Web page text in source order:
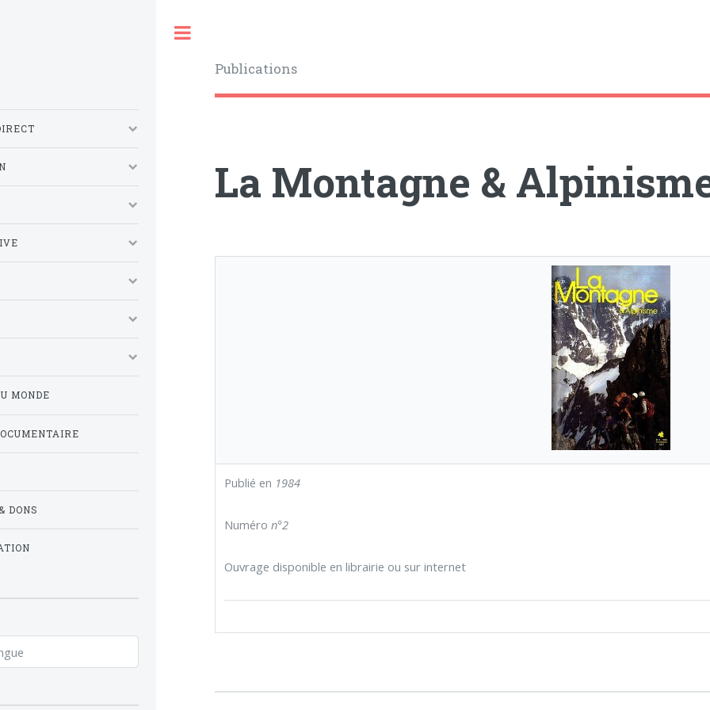
Publications
La Montagne &
Publié en 1984
Numéro n°2
Ouvrage disponible en librairie ou sur internet
MONDE
DONS